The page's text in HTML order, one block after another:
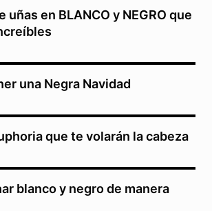
uñas en BLANCO y NEGRO que
una Negra Navidad
que te volarán la cabeza
blanco y negro de manera